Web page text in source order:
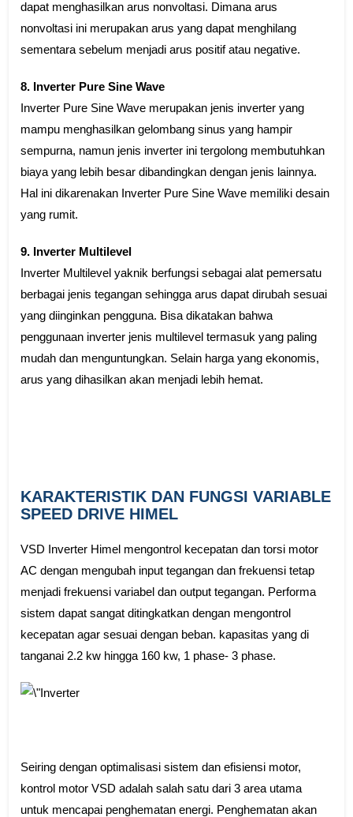
dapat menghasilkan arus nonvoltasi. Dimana arus
nonvoltasi ini merupakan arus yang dapat menghilang
sementara sebelum menjadi arus positif atau negative.
8. Inverter Pure Sine Wave
Inverter Pure Sine Wave merupakan jenis inverter yang
mampu menghasilkan gelombang sinus yang hampir
sempurna, namun jenis inverter ini tergolong membutuhkan
biaya yang lebih besar dibandingkan dengan jenis lainnya.
Hal ini dikarenakan Inverter Pure Sine Wave memiliki desain
yang rumit.
9. Inverter Multilevel
Inverter Multilevel yaknik berfungsi sebagai alat pemersatu
berbagai jenis tegangan sehingga arus dapat dirubah sesuai
yang diinginkan pengguna. Bisa dikatakan bahwa
penggunaan inverter jenis multilevel termasuk yang paling
mudah dan menguntungkan. Selain harga yang ekonomis,
arus yang dihasilkan akan menjadi lebih hemat.
KARAKTERISTIK DAN FUNGSI VARIABLE
SPEED DRIVE HIMEL
VSD Inverter Himel mengontrol kecepatan dan torsi motor
AC dengan mengubah input tegangan dan frekuensi tetap
menjadi frekuensi variabel dan output tegangan. Performa
sistem dapat sangat ditingkatkan dengan mengontrol
kecepatan agar sesuai dengan beban. kapasitas yang di
tanganai 2.2 kw hingga 160 kw, 1 phase- 3 phase.
Seiring dengan optimalisasi sistem dan efisiensi motor,
kontrol motor VSD adalah salah satu dari 3 area utama
untuk mencapai penghematan energi. Penghematan akan